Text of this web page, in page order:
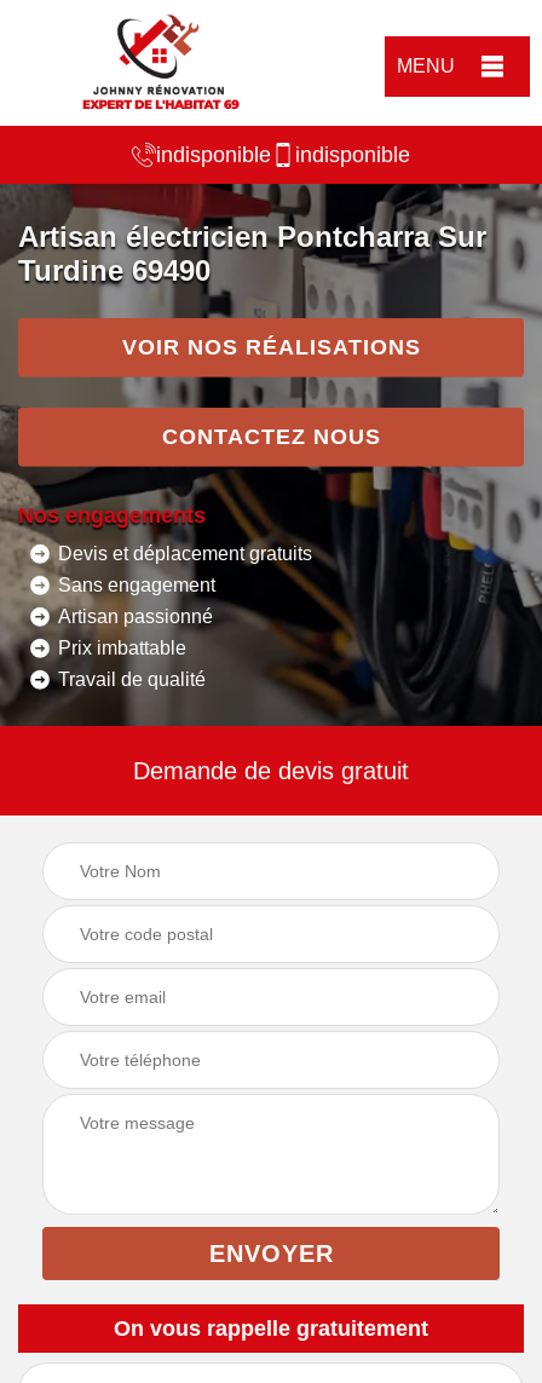
MENU
indisponible indisponible
Artisan électricien Pontcharra Sur
Turdine 69490
VOIR NOS RÉALISATIONS
CONTACTEZ NOUS
Nos engagements
Devis et déplacement gratuits
Sans engagement
Artisan passionné
Prix imbattable
Travail de qualité
Demande de devis gratuit
On vous rappelle gratuitement